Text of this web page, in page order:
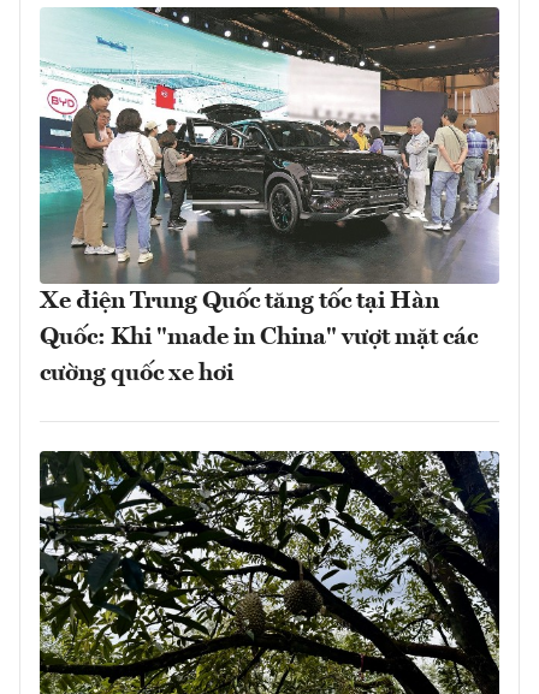
Xe điện Trung Quốc tăng tốc tại Hàn
Quốc: Khi "made in China" vượt mặt các
cường quốc xe hơi